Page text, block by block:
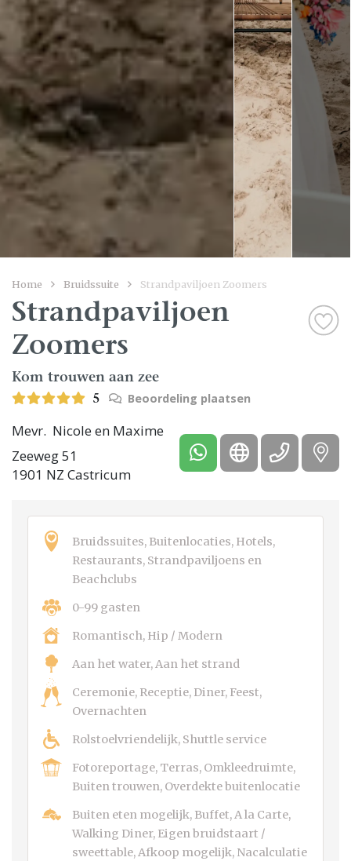
Home Bruidssuite Strandpaviljoen Zoomers
Strandpaviljoen
Zoomers
Kom trouwen aan zee
5 Beoordeling plaatsen
Mevr. Nicole en Maxime
Zeeweg 51
1901 NZ Castricum
Bruidssuites, Buitenlocaties, Hotels,
Restaurants, Strandpaviljoens en
Beachclubs
0-99 gasten
Romantisch, Hip / Modern
Aan het water, Aan het strand
Ceremonie, Receptie, Diner, Feest,
Overnachten
Rolstoelvriendelijk, Shuttle service
Fotoreportage, Terras, Omkleedruimte,
Buiten trouwen, Overdekte buitenlocatie
Buiten eten mogelijk, Buffet, A la Carte,
Walking Diner, Eigen bruidstaart /
sweettable, Afkoop mogelijk, Nacalculatie